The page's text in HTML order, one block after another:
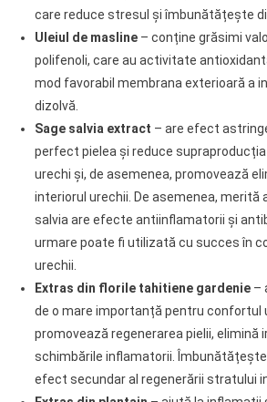
care reduce stresul și îmbunătățește
Uleiul de masline– conține grăsimi
polifenoli, care au activitate
mod favorabil membrana exterioară a
dizolvă.
Sage salvia extract – are efect
perfect pielea și reduce
urechi și, de asemenea, promovează
interiorul urechii. De asemenea,
salvia are efecte antiinflamatorii și
urmare poate fi utilizată cu succes în
urechii.
Extras din florile tahitiene gardenie–
de o mare importanță pentru confortul
promovează regenerarea pielii, elimină
schimbările inflamatorii.
efect secundar al regenerării stratului